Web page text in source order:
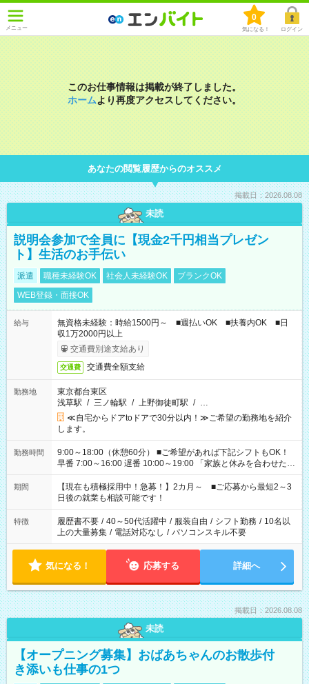
メニュー
0
気になる！ ログイン
このお仕事情報は掲載が終了しました。
ホームより再度アクセスしてください。
あなたの閲覧履歴からのオススメ
掲載日：2026.08.08
未読
説明会参加で全員に【現金2千円相当プレゼン
ト】生活のお手伝い
派遣 職種未経験OK 社会人未経験OK
ブランクOK
WEB登録・面接OK
給与
無資格未経験：時給1500円～ ■週払いOK ■扶養内OK ■日
収1万2000円以上
交通費別途支給あり
交通費 交通費全額支給
勤務地
東京都台東区
浅草駅 / 三ノ輪駅 / 上野御徒町駅 / …
≪自宅からドアtoドアで30分以内！≫ご希望の勤務地を紹介
します。
勤務時間
9:00～18:00（休憩60分） ■ご希望があれば下記シフトもOK！
早番 7:00～16:00 遅番 10:00～19:00 「家族と休みを合わせた
い」 「余裕を持って夕飯の準備がしたい」 「できれば残業はし
たくない」 など、ご希望を教えてくださいね。 ※Wワーク希望
の方へ 今ご覧のお仕事で希望する勤務時間と、もう1つのお仕事
の勤務時間。 合計で週40時間を超える場合は応募できません。
期間
【現在も積極採用中！急募！】2カ月～ ■ご応募から最短2～3
日後の就業も相談可能です！
特徴 履歴書不要 / 40～50代活躍中 / 服装自由 / シフト勤務 / 10名以
上の大量募集 / 電話対応なし / パソコンスキル不要
気になる！ 応募する 詳細へ
掲載日：2026.08.08
未読
【オープニング募集】おばあちゃんのお散歩付
き添いも仕事の1つ